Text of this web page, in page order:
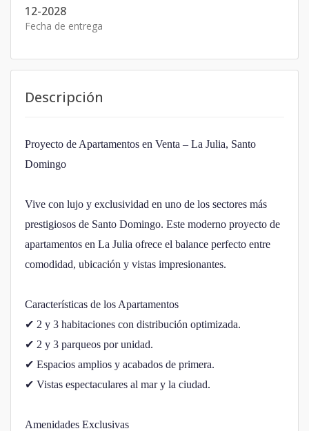
12-2028
Fecha de entrega
Descripción
Proyecto de Apartamentos en Venta – La Julia, Santo
Domingo
Vive con lujo y exclusividad en uno de los sectores más
prestigiosos de Santo Domingo. Este moderno proyecto de
apartamentos en La Julia ofrece el balance perfecto entre
comodidad, ubicación y vistas impresionantes.
Características de los Apartamentos
✔ 2 y 3 habitaciones con distribución optimizada.
✔ 2 y 3 parqueos por unidad.
✔ Espacios amplios y acabados de primera.
✔ Vistas espectaculares al mar y la ciudad.
Amenidades Exclusivas